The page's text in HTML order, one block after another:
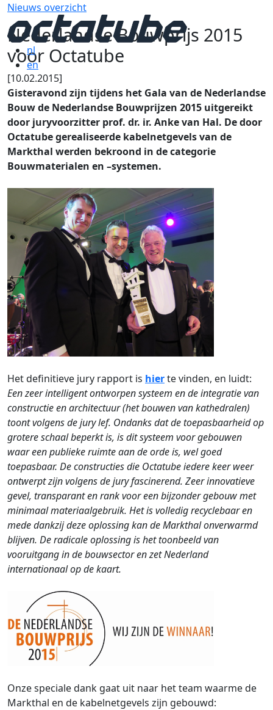
nl
en
Nieuws overzicht
Nederlandse Bouwprijs 2015
voor Octatube
[10.02.2015]
Gisteravond zijn tijdens het Gala van de Nederlandse
Bouw de Nederlandse Bouwprijzen 2015 uitgereikt
door juryvoorzitter prof. dr. ir. Anke van Hal. De door
Octatube gerealiseerde kabelnetgevels van de
Markthal werden bekroond in de categorie
Bouwmaterialen en –systemen.
Het definitieve jury rapport is hierte vinden, en luidt:
Een zeer intelligent ontworpen systeem en de integratie van
constructie en architectuur (het bouwen van kathedralen)
toont volgens de jury lef. Ondanks dat de toepasbaarheid op
grotere schaal beperkt is, is dit systeem voor gebouwen
waar een publieke ruimte aan de orde is, wel goed
toepasbaar. De constructies die Octatube iedere keer weer
ontwerpt zijn volgens de jury fascinerend. Zeer innovatieve
gevel, transparant en rank voor een bijzonder gebouw met
minimaal materiaalgebruik. Het is volledig recyclebaar en
mede dankzij deze oplossing kan de Markthal onverwarmd
blijven. De radicale oplossing is het toonbeeld van
vooruitgang in de bouwsector en zet Nederland
internationaal op de kaart.
Onze speciale dank gaat uit naar het team waarme de
Markthal en de kabelnetgevels zijn gebouwd: